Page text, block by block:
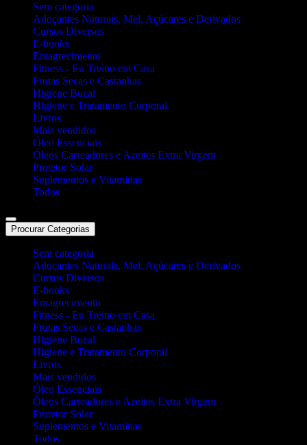
Sem categoria
Adoçantes Naturais, Mel, Açúcares e Derivados
Cursos Diversos
E-books
Emagrecimento
Fitness - Eu Treino em Casa
Frutas Secas e Castanhas
Higiene Bucal
Higiene e Tratamento Corporal
Livros
Mais vendidos
Óleo Essenciais
Óleos Carreadores e Azeites Extra Virgem
Protetor Solar
Suplementos e Vitaminas
Todos
Procurar Categorias
Sem categoria
Adoçantes Naturais, Mel, Açúcares e Derivados
Cursos Diversos
E-books
Emagrecimento
Fitness - Eu Treino em Casa
Frutas Secas e Castanhas
Higiene Bucal
Higiene e Tratamento Corporal
Livros
Mais vendidos
Óleo Essenciais
Óleos Carreadores e Azeites Extra Virgem
Protetor Solar
Suplementos e Vitaminas
Todos